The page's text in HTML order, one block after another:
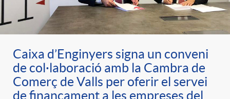
r
a
ó
p
e
t
e
n
l
i
c
Caixa d’Enginyers signa un conveni
de col·laboració amb la Cambra de
Comerç de Valls per oferir el servei
de finançament a les empreses del